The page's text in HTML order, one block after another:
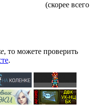
(скорее всего
, то можете проверить
.